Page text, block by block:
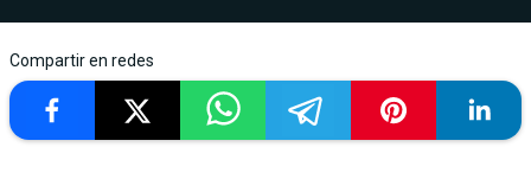
Compartir en redes